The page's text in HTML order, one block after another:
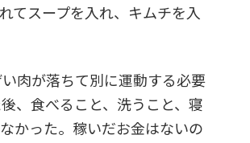
てスープを入れ、キムチを入
肉が落ちて別に運動する必要
、食べること、洗うこと、寝
かった。稼いだお金はないの